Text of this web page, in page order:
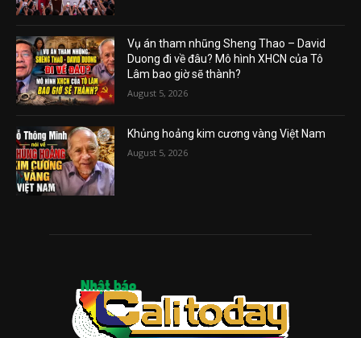
Vụ án tham nhũng Sheng Thao – David
Duong đi về đâu? Mô hình XHCN của Tô
Lâm bao giờ sẽ thành?
August 5, 2026
Khủng hoảng kim cương vàng Việt Nam
August 5, 2026